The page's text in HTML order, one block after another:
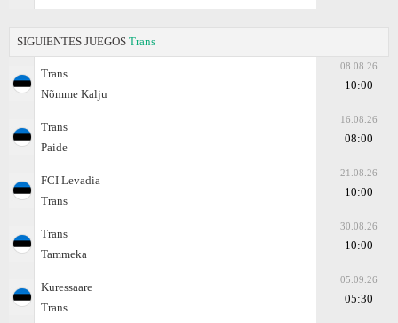
SIGUIENTES JUEGOS Trans
Trans
Nõmme Kalju
08.08.26
10:00
Trans
Paide
16.08.26
08:00
FCI Levadia
Trans
21.08.26
10:00
Trans
Tammeka
30.08.26
10:00
Kuressaare
Trans
05.09.26
05:30